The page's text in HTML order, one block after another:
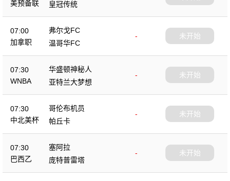
美预备联
皇冠传统
07:00
加拿职
弗尔戈FC
-
温哥华FC
未开始
07:30
WNBA
华盛顿神秘人
-
亚特兰大梦想
未开始
07:30
中北美杯
哥伦布机员
-
帕丘卡
未开始
07:30
巴西乙
塞阿拉
-
庞特普雷塔
未开始